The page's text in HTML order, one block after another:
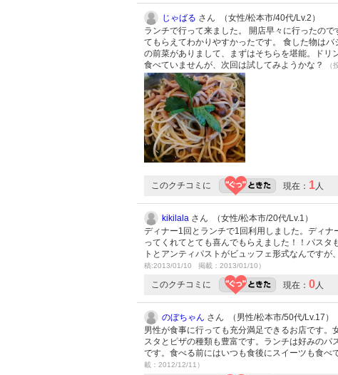
じゃばる さん （女性/松本市/40代/Lv.2）
ランチで行って来ました。 開店早々に行ったの
てもらえてわかりやすかったです。 食した物は
の前菜がありまして、まずはそちらを堪能。ドリ
食べていませんが、次回は試してみようかな？
このクチコミに 現在： 1人
kikilala さん （女性/松本市/20代/Lv.1）
ディナー1回とランチで1回利用しました。ディ
ってくれてとても喜んでもらえました！！パス
トとアンティパストがビュッフェ形式なんです
稿:2013/01/10 掲載：2013/01/10）
このクチコミに 現在： 0人
のぼちゃん さん （男性/松本市/50代/Lv.17）
男性が食事に行っても充分満足できるお店です
スタとピザの種類も豊富です。ランチは好みの
です。食べる前にはいつも食後にスイーツも食べ
載：2012/12/11）